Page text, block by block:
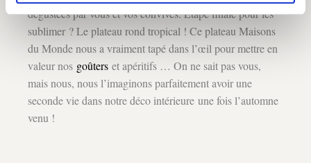
dégustées par vous et vos convives. Étape finale pour les
sublimer ? Le plateau rond tropical ! Ce plateau Maisons
du Monde nous a vraiment tapé dans l’œil pour mettre en
valeur nos goûters et apéritifs … On ne sait pas vous,
mais nous, nous l’imaginons parfaitement avoir une
seconde vie dans notre déco intérieure une fois l’automne
venu !